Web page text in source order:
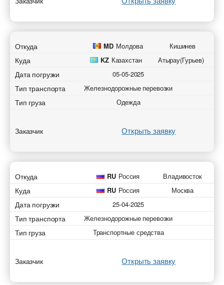
Откуда MD Молдова Кишинев
Куда KZ Казахстан Атырау(Гурьев)
Дата погрузки 05-05-2025
Тип транспорта Железнодорожные перевозки
Тип груза Одежда
Заказчик Открыть заявку
Откуда RU Россия Владивосток
Куда RU Россия Москва
Дата погрузки 25-04-2025
Тип транспорта Железнодорожные перевозки
Тип груза Транспортные средства
Заказчик Открыть заявку